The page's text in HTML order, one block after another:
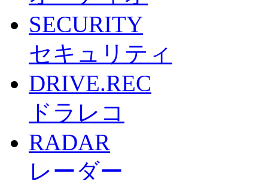
SECURITY
セキュリティ
DRIVE.REC
ドラレコ
RADAR
レーダー